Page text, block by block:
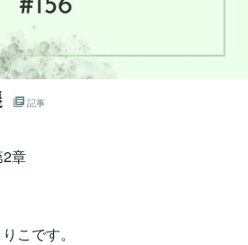
記事
2章
こです。